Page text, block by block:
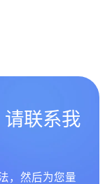
联系我
，然后为您量